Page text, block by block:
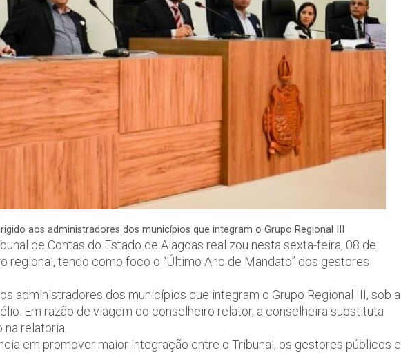
aos administradores dos municípios que integram o Grupo Regional III
de Contas do Estado de Alagoas realizou nesta sexta-feira, 08 de
regional, tendo como foco o “Último Ano de Mandato” dos gestores
administradores dos municípios que integram o Grupo Regional III, sob a
Em razão de viagem do conselheiro relator, a conselheira substituta
relatoria.
em promover maior integração entre o Tribunal, os gestores públicos e